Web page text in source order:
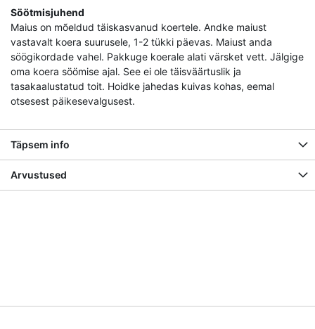
Söötmisjuhend
Maius on mõeldud täiskasvanud koertele. Andke maiust
vastavalt koera suurusele, 1-2 tükki päevas. Maiust anda
söögikordade vahel. Pakkuge koerale alati värsket vett. Jälgige
oma koera söömise ajal. See ei ole täisväärtuslik ja
tasakaalustatud toit. Hoidke jahedas kuivas kohas, eemal
otsesest päikesevalgusest.
Täpsem info
Arvustused